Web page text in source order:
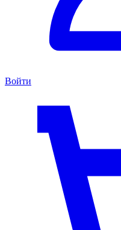
Войти